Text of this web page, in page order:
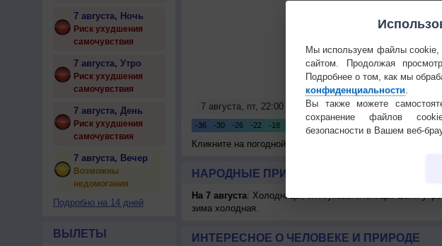
7 августа, Ночь
Риск ухудшения
самочувствия
7 августа, Утро
Риск ухудшения
самочувствия
7 августа, День
Риск ухудшения
самочувствия
7 августа, Вечер
Возможны
недомогания
Подробно на 14 дней
ВЫЛЕТЫ
Кликните на погодной карте для получения подробных
НАРОДНЫЕ ПРИМЕТЫ И ПРАЗДНИКИ
На 7 августа: Холодницы, зимоуказательницы. Если
зима холодная.
ИНТЕРЕСНОЕ О ЧЕЛОВЕКЕ И ПРИРОДЕ
Мы используем файлы cookie,
сайтом. Продолжая
Подробнее о том, как мы
конфиденциальности.
Вы также можете
сохранение файлов
безопасности в Вашем веб-